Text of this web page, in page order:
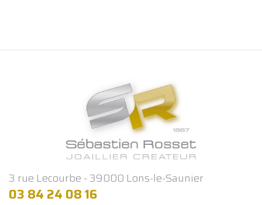
3 rue Lecourbe - 39000 Lons-le-Saunier
03 84 24 08 16